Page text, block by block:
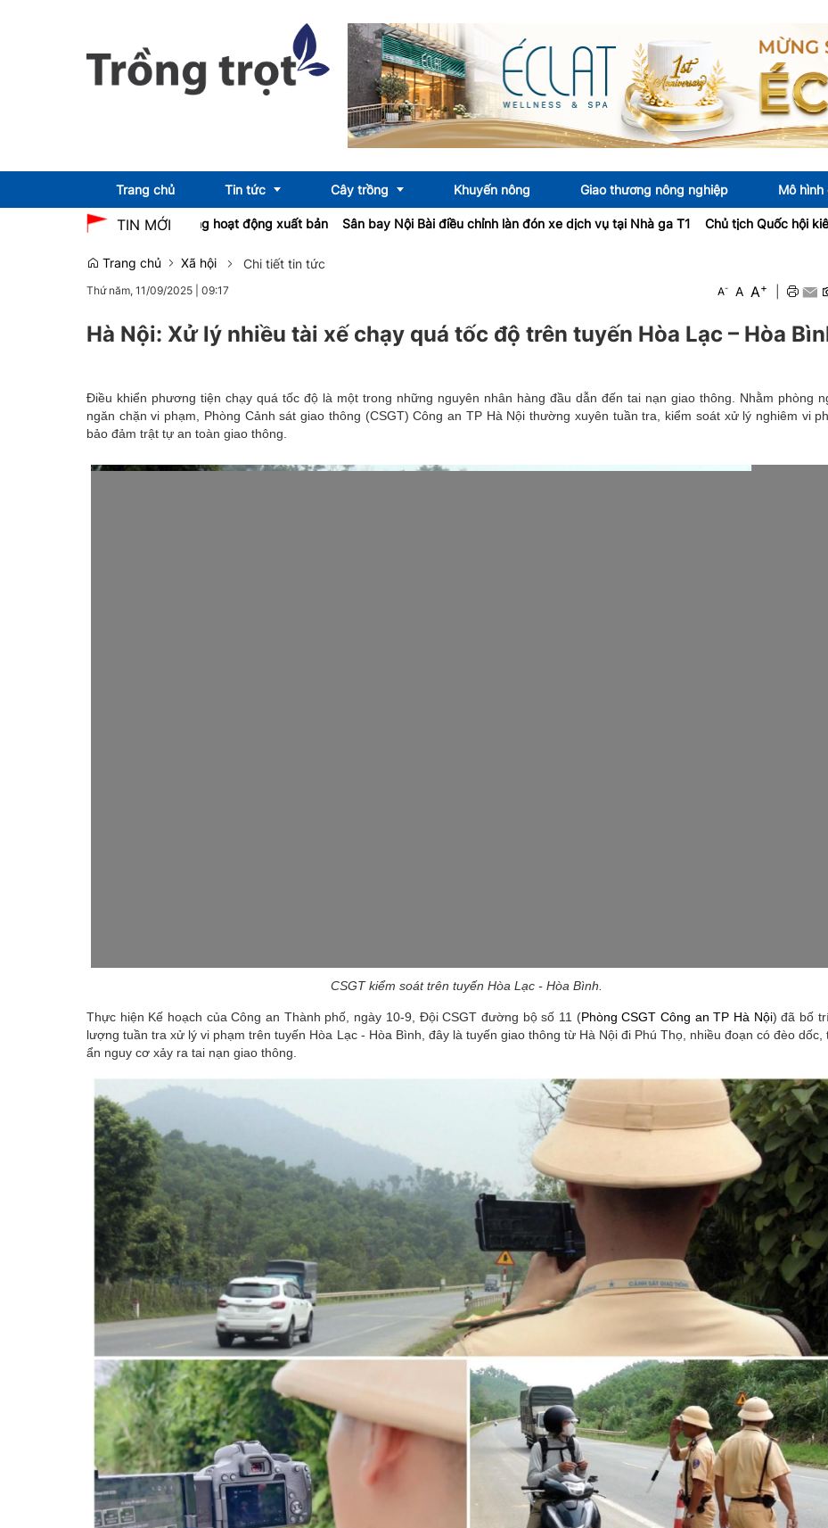
Trang chủ Tin tức
Emagazine
Cây trồng
OCOP
Khuyến nông Giao thương nông nghiệp Mô hình
TIN MỚI
đề xuất luật hóa AI trong hoạt động xuất bản Sân bay Nội Bài điều chỉnh làn đón xe dịch vụ tại Nhà ga T1 Chủ tịch Quốc hội kiêm Chủ
Trang chủ Xã hội Chi tiết tin tức
Thứ năm, 11/09/2025 09:17 A- A A+
Hà Nội: Xử lý nhiều tài xế chạy quá tốc độ trên tuyến Hòa Lạc – Hòa
Điều khiển phương tiện chạy quá tốc độ là một trong những nguyên nhân hàng đầu dẫn đến tai nạn giao thông. Nhằm phòng
ngăn chặn vi phạm, Phòng Cảnh sát giao thông (CSGT) Công an TP Hà Nội thường xuyên tuần tra, kiểm soát xử lý nghiêm vi
bảo đảm trật tự an toàn giao thông.
CSGT kiểm soát trên tuyến Hòa Lạc - Hòa Bình.
Thực hiện Kế hoạch của Công an Thành phố, ngày 10-9, Đội CSGT đường bộ số 11 (Phòng CSGT Công an TP Hà Nội) đã bố
lượng tuần tra xử lý vi phạm trên tuyến Hòa Lạc - Hòa Bình, đây là tuyến giao thông từ Hà Nội đi Phú Thọ, nhiều đoạn có đèo dốc,
ẩn nguy cơ xảy ra tai nạn giao thông.